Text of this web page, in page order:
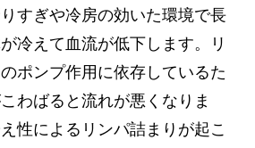
すぎや冷房の効いた環境で長
冷えて血流が低下します。リ
ポンプ作用に依存しているた
わばると流れが悪くなりま
性によるリンパ詰まりが起こ